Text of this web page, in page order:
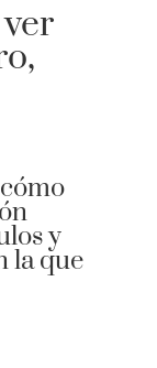
y
la que